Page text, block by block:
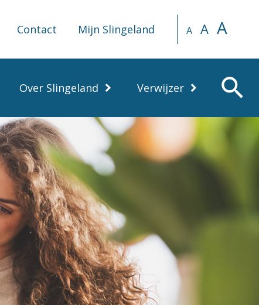
Contact Mijn Slingeland A A A
Over Slingeland Verwijzer search